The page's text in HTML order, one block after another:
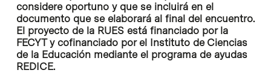
considere oportuno y que se incluirá en el
documento que se elaborará al final del encuentro.
El proyecto de la RUES está financiado por la
FECYT y cofinanciado por el Instituto de Ciencias
de la Educación mediante el programa de ayudas
REDICE.